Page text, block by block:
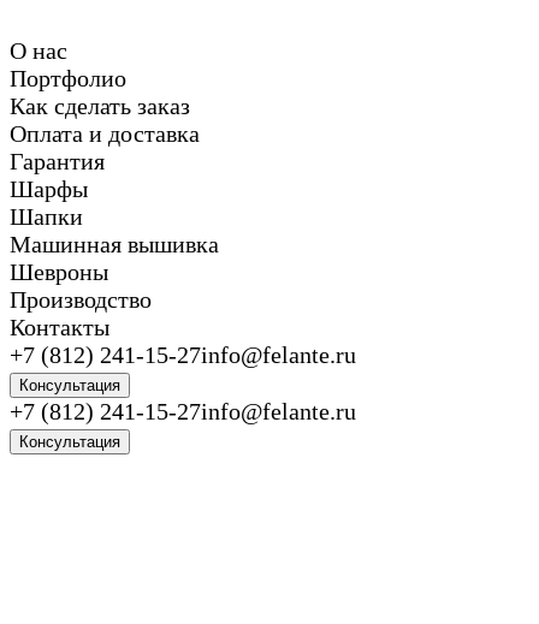
О нас
Портфолио
Как сделать заказ
Оплата и доставка
Гарантия
Шарфы
Шапки
Машинная вышивка
Шевроны
Производство
Контакты
+7 (812) 241-15-27info@felante.ru
Консультация
+7 (812) 241-15-27info@felante.ru
Консультация